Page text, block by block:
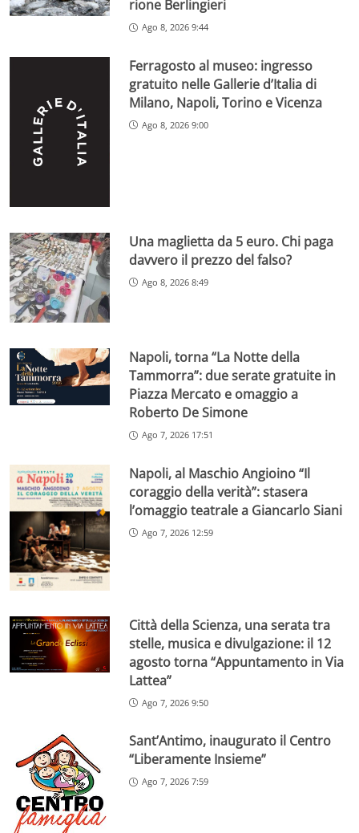
rione Berlingieri
Ago 8, 2026 9:44
Ferragosto al museo: ingresso
gratuito nelle Gallerie d’Italia di
Milano, Napoli, Torino e Vicenza
Ago 8, 2026 9:00
Una maglietta da 5 euro. Chi paga
davvero il prezzo del falso?
Ago 8, 2026 8:49
Napoli, torna “La Notte della
Tammorra”: due serate gratuite in
Piazza Mercato e omaggio a
Roberto De Simone
Ago 7, 2026 17:51
Napoli, al Maschio Angioino “Il
coraggio della verità”: stasera
l’omaggio teatrale a Giancarlo Siani
Ago 7, 2026 12:59
Città della Scienza, una serata tra
stelle, musica e divulgazione: il 12
agosto torna “Appuntamento in Via
Lattea”
Ago 7, 2026 9:50
Sant’Antimo, inaugurato il Centro
“Liberamente Insieme”
Ago 7, 2026 7:59